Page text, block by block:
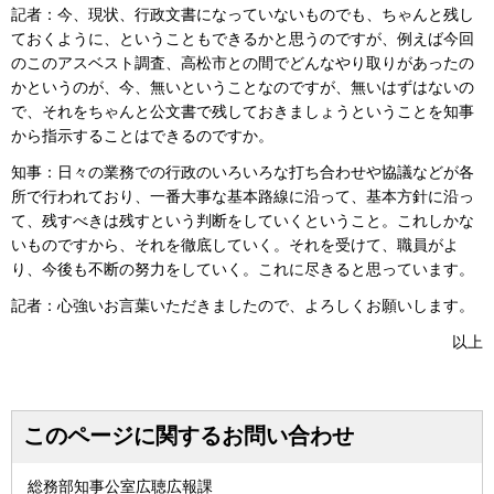
記者：今、現状、行政文書になっていないものでも、ちゃんと残し
ておくように、ということもできるかと思うのですが、例えば今回
のこのアスベスト調査、高松市との間でどんなやり取りがあったの
かというのが、今、無いということなのですが、無いはずはないの
で、それをちゃんと公文書で残しておきましょうということを知事
から指示することはできるのですか。
知事：日々の業務での行政のいろいろな打ち合わせや協議などが各
所で行われており、一番大事な基本路線に沿って、基本方針に沿っ
て、残すべきは残すという判断をしていくということ。これしかな
いものですから、それを徹底していく。それを受けて、職員がよ
り、今後も不断の努力をしていく。これに尽きると思っています。
記者：心強いお言葉いただきましたので、よろしくお願いします。
以上
このページに関するお問い合わせ
総務部知事公室広聴広報課